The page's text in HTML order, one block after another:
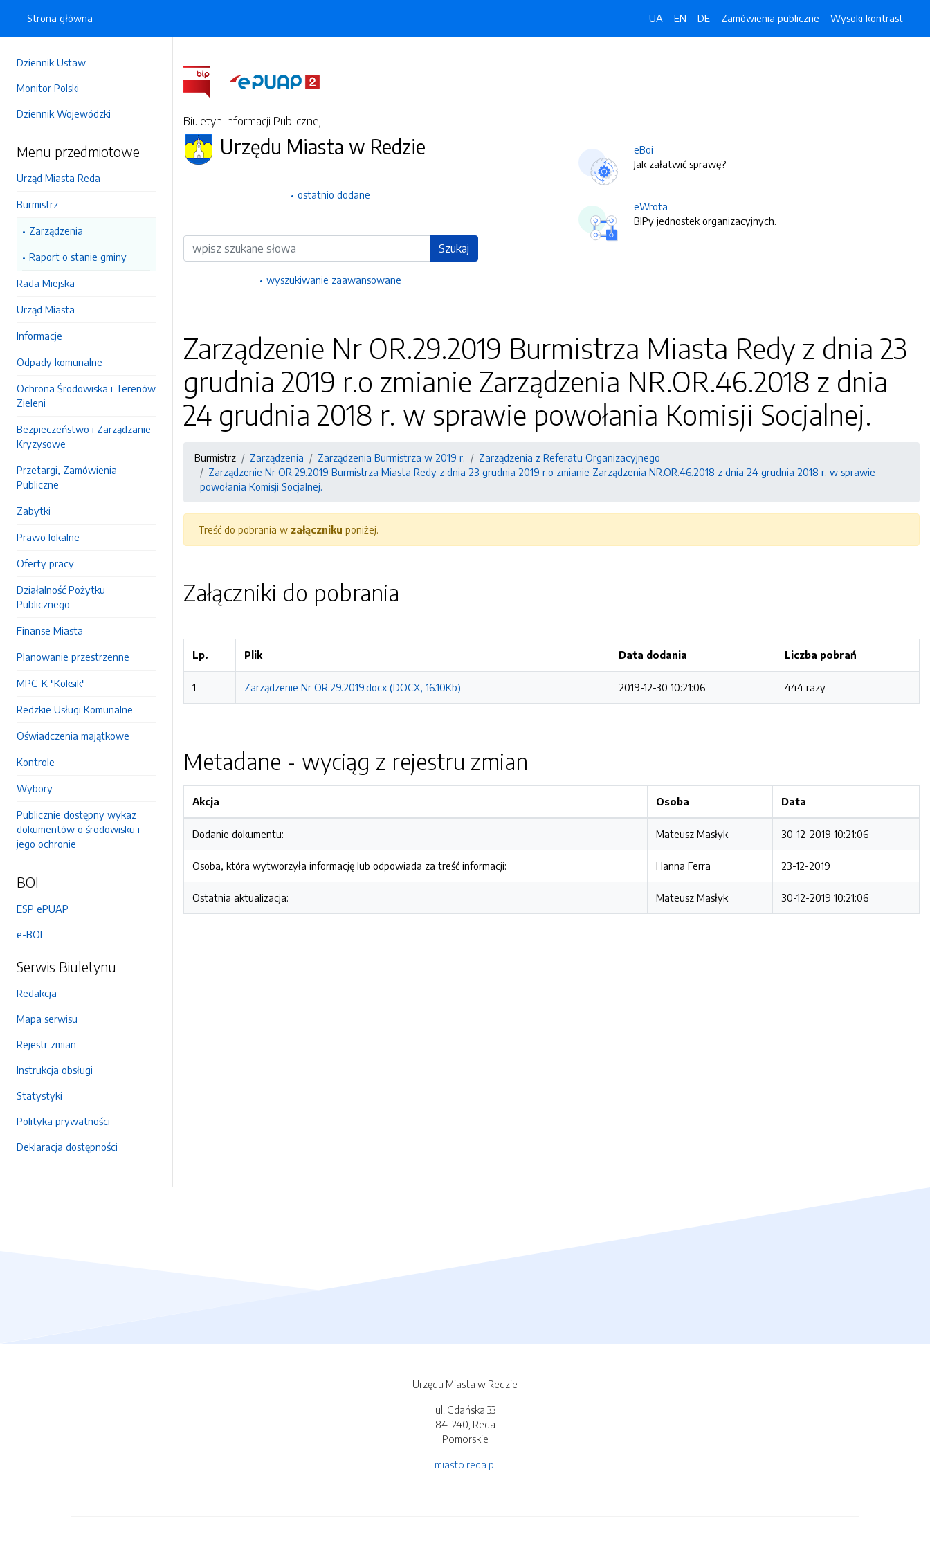
Dziennik Ustaw
Monitor Polski
Dziennik Wojewódzki
Menu przedmiotowe
Urząd Miasta Reda
Burmistrz
Zarządzenia
Raport o stanie gminy
Rada Miejska
Urząd Miasta
Informacje
Odpady komunalne
Ochrona Środowiska i Terenów
Zieleni
Bezpieczeństwo i Zarządzanie
Kryzysowe
Przetargi, Zamówienia
Publiczne
Zabytki
Prawo lokalne
Oferty pracy
Działalność Pożytku
Publicznego
Finanse Miasta
Planowanie przestrzenne
MPC-K "Koksik"
Redzkie Usługi Komunalne
Oświadczenia majątkowe
Kontrole
Wybory
Publicznie dostępny wykaz
dokumentów o środowisku i
jego ochronie
BOI
ESP ePUAP
e-BOI
Serwis Biuletynu
Redakcja
Mapa serwisu
Rejestr zmian
Instrukcja obsługi
Statystyki
Polityka prywatności
Deklaracja dostępności
Strona główna UA EN DE Zamówienia publiczne Wysoki kontrast
Biuletyn Informacji Publicznej
Urzędu Miasta w Redzie
ostatnio dodane
Wyszukiwarka Szukaj
wyszukiwanie zaawansowane
eBoi
Jak załatwić sprawę?
eWrota
BIPy jednostek organizacyjnych.
Zarządzenie Nr OR.29.2019 Burmistrza Miasta Redy z dnia 23
grudnia 2019 r.o zmianie Zarządzenia NR.OR.46.2018 z dnia
24 grudnia 2018 r. w sprawie powołania Komisji Socjalnej.
Burmistrz Zarządzenia Zarządzenia Burmistrza w 2019 r.
Zarządzenia z Referatu Organizacyjnego
Zarządzenie Nr OR.29.2019 Burmistrza Miasta Redy z dnia 23 grudnia 2019 r.o zmianie Zarządzenia NR.OR.46.2018 z dnia 24 grudnia 2018 r. w sprawie
powołania Komisji Socjalnej.
Treść do pobrania w załączniku poniżej.
Załączniki do pobrania
Lp. Plik Data dodania Liczba pobrań
1 Zarządzenie Nr OR.29.2019.docx (DOCX, 16.10Kb) 2019-12-30 10:21:06 444 razy
Metadane - wyciąg z rejestru zmian
Akcja Osoba Data
Dodanie dokumentu: Mateusz Masłyk 30-12-2019 10:21:06
Osoba, która wytworzyła informację lub odpowiada za treść informacji: Hanna Ferra 23-12-2019
Ostatnia aktualizacja: Mateusz Masłyk 30-12-2019 10:21:06
Urzędu Miasta w Redzie
ul. Gdańska 33
84-240, Reda
Pomorskie
miasto.reda.pl